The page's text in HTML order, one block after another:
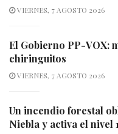
VIERNES, 7 AGOSTO 2026
El Gobierno PP-VOX:
chiringuitos
VIERNES, 7 AGOSTO 2026
Un incendio forestal
Niebla y activa el nivel